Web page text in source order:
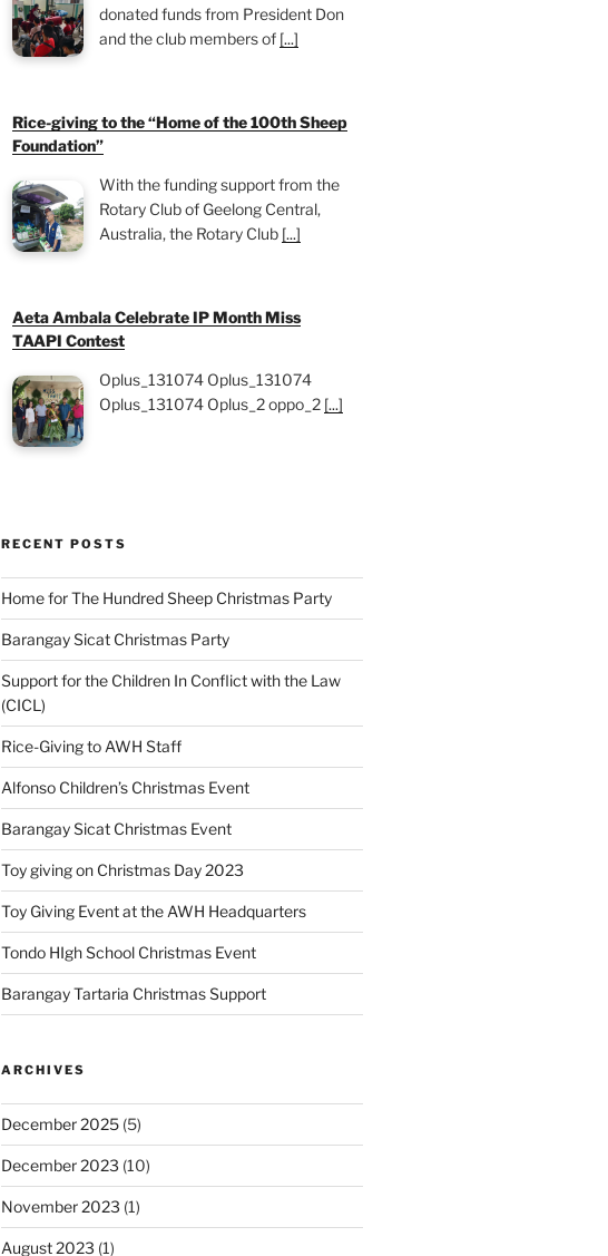
donated funds from President Don
and the club members of [...]
Rice-giving to the “Home of the 100th Sheep
Foundation”
With the funding support from the
Rotary Club of Geelong Central,
Australia, the Rotary Club [...]
Aeta Ambala Celebrate IP Month Miss
TAAPI Contest
Oplus_131074 Oplus_131074
Oplus_131074 Oplus_2 oppo_2 [...]
RECENT POSTS
Home for The Hundred Sheep Christmas Party
Barangay Sicat Christmas Party
Support for the Children In Conflict with the Law
(CICL)
Rice-Giving to AWH Staff
Alfonso Children’s Christmas Event
Barangay Sicat Christmas Event
Toy giving on Christmas Day 2023
Toy Giving Event at the AWH Headquarters
Tondo HIgh School Christmas Event
Barangay Tartaria Christmas Support
ARCHIVES
December 2025(5)
December 2023 (10)
November 2023 (1)
August 2023 (1)